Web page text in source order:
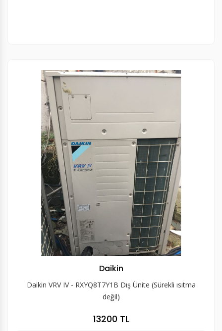
Daikin
Daikin VRV IV - RXYQ8T7Y1B Dış Ünite (Sürekli ısıtma
değil)
13200 TL